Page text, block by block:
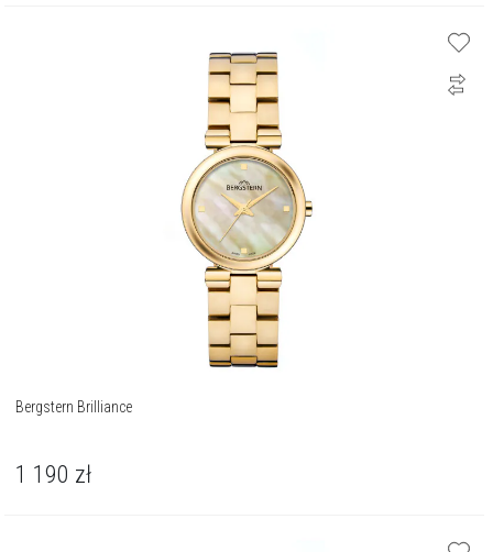
Bergstern Brilliance
1 190 zł